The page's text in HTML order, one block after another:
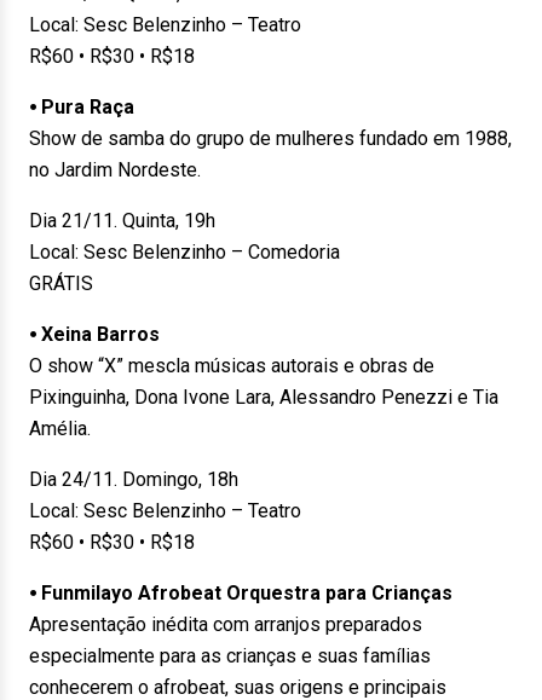
Local: Sesc Belenzinho – Teatro
R$60 • R$30 • R$18
⦁ Pura Raça
Show de samba do grupo de mulheres fundado em 1988,
no Jardim Nordeste.
Dia 21/11. Quinta, 19h
Local: Sesc Belenzinho – Comedoria
GRÁTIS
⦁ Xeina Barros
O show “X” mescla músicas autorais e obras de
Pixinguinha, Dona Ivone Lara, Alessandro Penezzi e Tia
Amélia.
Dia 24/11. Domingo, 18h
Local: Sesc Belenzinho – Teatro
R$60 • R$30 • R$18
⦁ Funmilayo Afrobeat Orquestra para Crianças
Apresentação inédita com arranjos preparados
especialmente para as crianças e suas famílias
conhecerem o afrobeat, suas origens e principais